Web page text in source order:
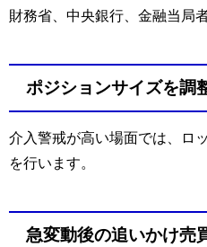
財務省、中央銀行、金融当局
ポジションサイズを調
介入警戒が高い場面では、ロ
を行います。
急変動後の追いかけ売